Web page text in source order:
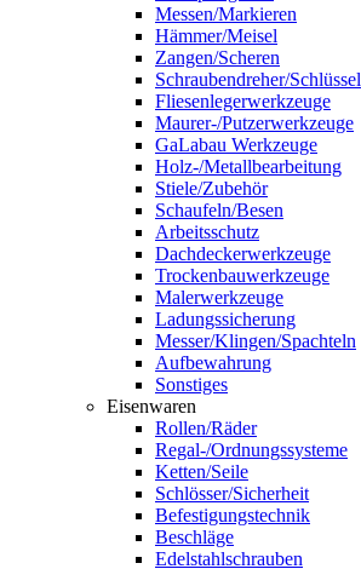
Messen/Markieren
Hämmer/Meisel
Zangen/Scheren
Schraubendreher/Schlüssel
Fliesenlegerwerkzeuge
Maurer-/Putzerwerkzeuge
GaLabau Werkzeuge
Holz-/Metallbearbeitung
Stiele/Zubehör
Schaufeln/Besen
Arbeitsschutz
Dachdeckerwerkzeuge
Trockenbauwerkzeuge
Malerwerkzeuge
Ladungssicherung
Messer/Klingen/Spachteln
Aufbewahrung
Sonstiges
Eisenwaren
Rollen/Räder
Regal-/Ordnungssysteme
Ketten/Seile
Schlösser/Sicherheit
Befestigungstechnik
Beschläge
Edelstahlschrauben